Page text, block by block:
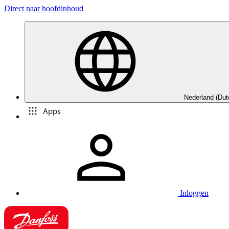
Direct naar hoofdinhoud
Nederland
Apps
Inloggen